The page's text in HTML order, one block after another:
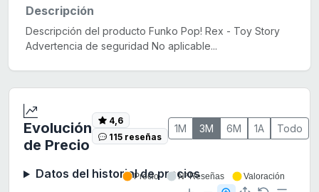
Descripción
Descripción del producto Funko Pop! Rex - Toy Story
Advertencia de seguridad No aplicable...
Evolución
de Precio
4,6
115 reseñas
1M 3M 6M 1A Todo
Datos del historial de precios
Precio Nº Reseñas Valoración